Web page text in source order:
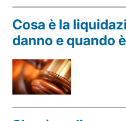
Cosa è la
danno e quando